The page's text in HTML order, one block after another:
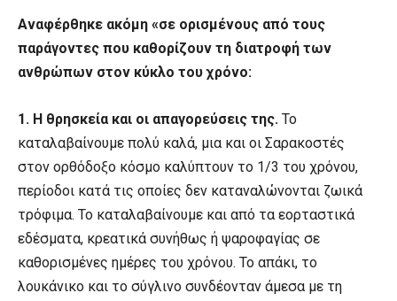
Αναφέρθηκε ακόμη «σε ορισμένους από τους
παράγοντες που καθορίζουν τη διατροφή των
ανθρώπων στον κύκλο του χρόνο:
1. Η θρησκεία και οι απαγορεύσεις της. Το
καταλαβαίνουμε πολύ καλά, μια και οι Σαρακοστές
στον ορθόδοξο κόσμο καλύπτουν το 1/3 του χρόνου,
περίοδοι κατά τις οποίες δεν καταναλώνονται ζωικά
τρόφιμα. Το καταλαβαίνουμε και από τα εορταστικά
εδέσματα, κρεατικά συνήθως ή ψαροφαγίας σε
καθορισμένες ημέρες του χρόνου. Το απάκι, το
λουκάνικο και το σύγλινο συνδέονταν άμεσα με τη